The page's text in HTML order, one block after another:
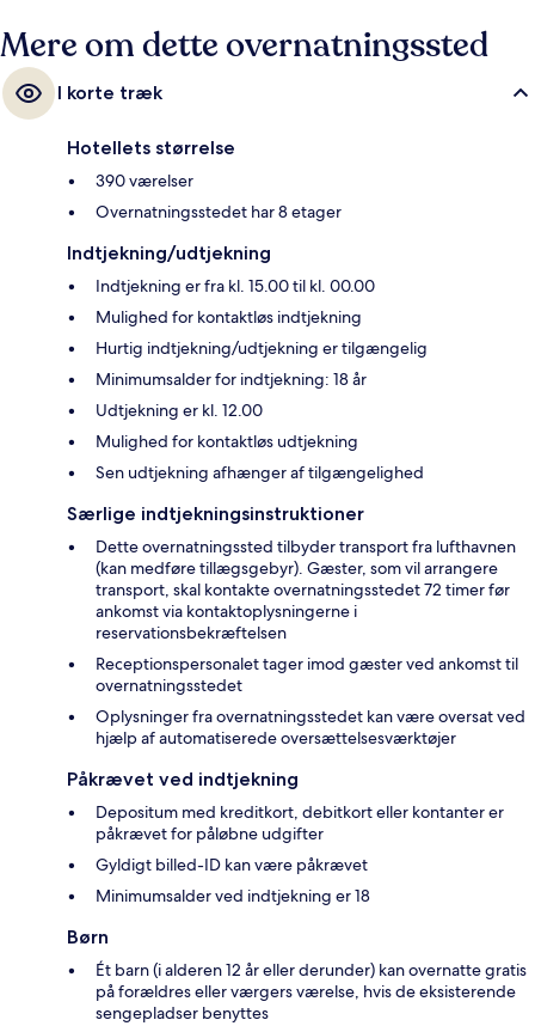
Mere om dette overnatningssted
I korte træk
Hotellets størrelse
390 værelser
Overnatningsstedet har 8 etager
Indtjekning/udtjekning
Indtjekning er fra kl. 15.00 til kl. 00.00
Mulighed for kontaktløs indtjekning
Hurtig indtjekning/udtjekning er tilgængelig
Minimumsalder for indtjekning: 18 år
Udtjekning er kl. 12.00
Mulighed for kontaktløs udtjekning
Sen udtjekning afhænger af tilgængelighed
Særlige indtjekningsinstruktioner
Dette overnatningssted tilbyder transport fra lufthavnen
(kan medføre tillægsgebyr). Gæster, som vil arrangere
transport, skal kontakte overnatningsstedet 72 timer før
ankomst via kontaktoplysningerne i
reservationsbekræftelsen
Receptionspersonalet tager imod gæster ved ankomst til
overnatningsstedet
Oplysninger fra overnatningsstedet kan være oversat ved
hjælp af automatiserede oversættelsesværktøjer
Påkrævet ved indtjekning
Depositum med kreditkort, debitkort eller kontanter er
påkrævet for påløbne udgifter
Gyldigt billed-ID kan være påkrævet
Minimumsalder ved indtjekning er 18
Børn
Ét barn (i alderen 12 år eller derunder) kan overnatte gratis
på forældres eller værgers værelse, hvis de eksisterende
sengepladser benyttes